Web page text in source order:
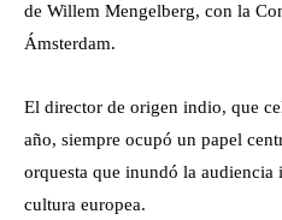
de Willem Mengelberg, con la
Ámsterdam.
El director de origen indio, que
año, siempre ocupó un papel
orquesta que inundó la
cultura europea.